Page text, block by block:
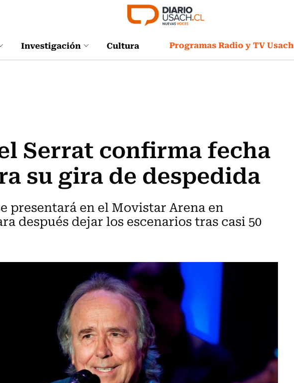
Investigación Cultura Programas Radio y TV Usach
Serrat confirma fecha
su gira de despedida
presentará en el Movistar Arena en
después dejar los escenarios tras casi 50